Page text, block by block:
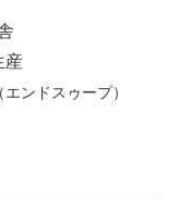
産
ンドスゥープ）